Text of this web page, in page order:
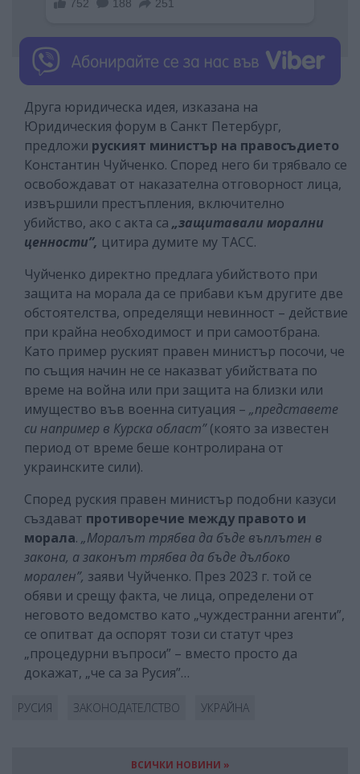
Друга юридическа идея, изказана на
Юридическия форум в Санкт Петербург,
предложи руският министър на правосъдието
Константин Чуйченко. Според него би трябвало се
освобождават от наказателна отговорност лица,
извършили престъпления, включително
убийство, ако с акта са „защитавали морални
ценности”, цитира думите му ТАСС.
Чуйченко директно предлага убийството при
защита на морала да се прибави към другите две
обстоятелства, определящи невинност – действие
при крайна необходимост и при самоотбрана.
Като пример руският правен министър посочи, че
по същия начин не се наказват убийствата по
време на война или при защита на близки или
имущество във военна ситуация – „представете
си например в Курска област”(която за известен
период от време беше контролирана от
украинските сили).
Според руския правен министър подобни казуси
създават противоречие между правото и
морала. „Моралът трябва да бъде въплътен в
закона, а законът трябва да бъде дълбоко
морален”, заяви Чуйченко. През 2023 г. той се
обяви и срещу факта, че лица, определени от
неговото ведомство като „чуждестранни агенти”,
се опитват да оспорят този си статут чрез
„процедурни въпроси” – вместо просто да
докажат, „че са за Русия”…
РУСИЯ ЗАКОНОДАТЕЛСТВО УКРАЙНА
ВСИЧКИ НОВИНИ »